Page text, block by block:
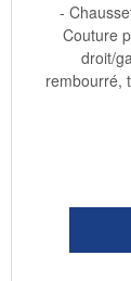
-
Couture
droit/
rembourré,